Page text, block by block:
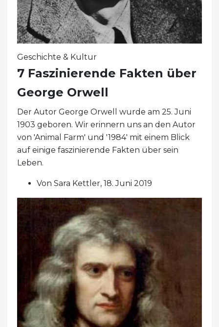
Geschichte & Kultur
7 Faszinierende Fakten über
George Orwell
Der Autor George Orwell wurde am 25. Juni
1903 geboren. Wir erinnern uns an den Autor
von 'Animal Farm' und '1984' mit einem Blick
auf einige faszinierende Fakten über sein
Leben.
Von Sara Kettler, 18. Juni 2019